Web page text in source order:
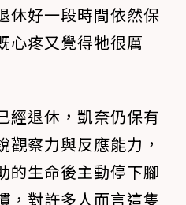
休好一段時間依然保
心疼又覺得牠很厲
經退休，凱奈仍保有
察力與反應能力，
的生命後主動停下腳
，對許多人而言這隻